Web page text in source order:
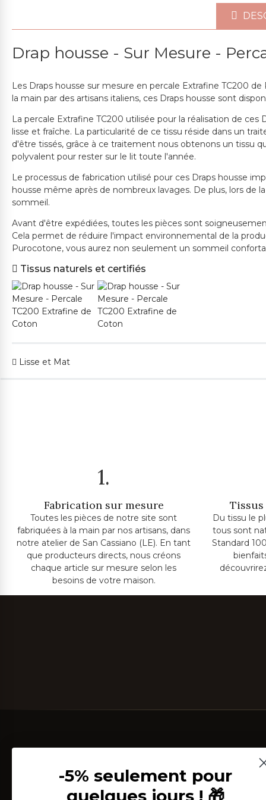
CHOISISSEZ LES OPTIONS
Draps - Sur Mesure - Percale De
CHOISISSEZ LES OPTIONS
Drap housse - Sur Mesure -
Les Draps housse sur mesure en percale Extrafine TC200
la main par des artisans italiens, ces Draps housse sont
La percale Extrafine TC200 utilisée pour la réalisation de
lisse et fraîche. La particularité de ce tissu réside dans un
d'être tissés, grâce à ce traitement nous obtenons un tissu
polyvalent pour rester sur le lit toute l'année.
Le processus de fabrication utilisé pour ces Draps housse
housse même après de nombreux lavages. De plus, lors de
sommeil.
Avant d'être expédiées, toutes les pièces sont
Cela permet de réduire l'impact environnemental de la
Purocotone, vous aurez non seulement un sommeil
Tissus naturels et certifiés
Lisse et Mat
1.
Fabrication sur mesure
Toutes les pièces de notre site sont
fabriquées à la main par nos artisans, dans
notre atelier de San Cassiano (LE). En tant
que producteurs directs, nous créons
chaque article sur mesure selon les
besoins de votre maison.
Du tissu le
tous sont
Standard
-5% seulement pour
quelques jours ! 🎁